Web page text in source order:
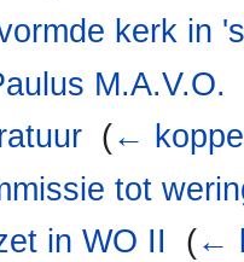
kerk in
M.A.V.O.
(←
tot
in WO II
(←